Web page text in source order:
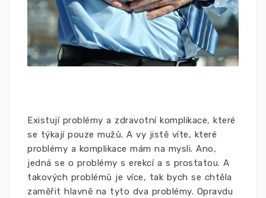
Existují problémy a zdravotní komplikace, které
se týkají pouze mužů. A vy jistě víte, které
problémy a komplikace mám na mysli. Ano,
jedná se o problémy s erekcí a s prostatou. A
takových problémů je více, tak bych se chtěla
zaměřit hlavně na tyto dva problémy. Opravdu